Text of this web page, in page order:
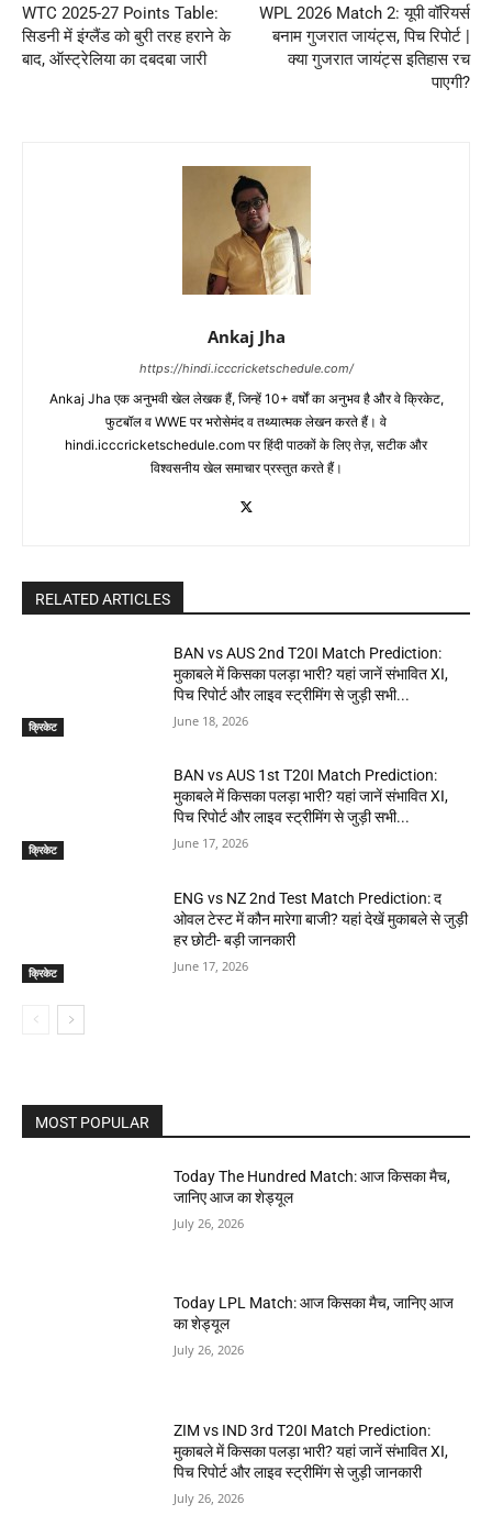
WTC 2025-27 Points Table:
सिडनी में इंग्लैंड को बुरी तरह हराने के
बाद, ऑस्ट्रेलिया का दबदबा जारी
WPL 2026 Match 2: यूपी वॉरियर्स
बनाम गुजरात जायंट्स, पिच रिपोर्ट |
क्या गुजरात जायंट्स इतिहास रच
पाएगी?
Ankaj Jha
https://hindi.icccricketschedule.com/
Ankaj Jha एक अनुभवी खेल लेखक हैं, जिन्हें 10+ वर्षों का अनुभव है और वे क्रिकेट,
फुटबॉल व WWE पर भरोसेमंद व तथ्यात्मक लेखन करते हैं। वे
hindi.icccricketschedule.com पर हिंदी पाठकों के लिए तेज़, सटीक और
विश्वसनीय खेल समाचार प्रस्तुत करते हैं।
RELATED ARTICLES
क्रिकेट
BAN vs AUS 2nd T20I Match Prediction:
मुकाबले में किसका पलड़ा भारी? यहां जानें संभावित XI,
पिच रिपोर्ट और लाइव स्ट्रीमिंग से जुड़ी सभी...
June 18, 2026
क्रिकेट
BAN vs AUS 1st T20I Match Prediction:
मुकाबले में किसका पलड़ा भारी? यहां जानें संभावित XI,
पिच रिपोर्ट और लाइव स्ट्रीमिंग से जुड़ी सभी...
June 17, 2026
क्रिकेट
ENG vs NZ 2nd Test Match Prediction: द
ओवल टेस्ट में कौन मारेगा बाजी? यहां देखें मुकाबले से जुड़ी
हर छोटी- बड़ी जानकारी
June 17, 2026
MOST POPULAR
Today The Hundred Match: आज किसका मैच,
जानिए आज का शेड्यूल
July 26, 2026
Today LPL Match: आज किसका मैच, जानिए आज
का शेड्यूल
July 26, 2026
ZIM vs IND 3rd T20I Match Prediction:
मुकाबले में किसका पलड़ा भारी? यहां जानें संभावित XI,
पिच रिपोर्ट और लाइव स्ट्रीमिंग से जुड़ी जानकारी
July 26, 2026